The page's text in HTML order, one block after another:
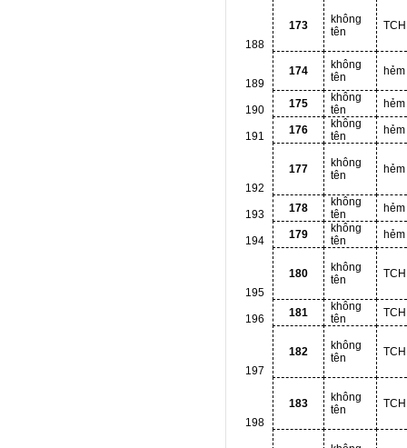
188
173
không
tên
189
174
không
tên
190 175
không
tên
191 176
không
tên
192
177
không
tên
193 178
không
tên
194 179
không
tên
195
180
không
tên
196 181
không
tên
197
182
không
tên
198
183
không
tên